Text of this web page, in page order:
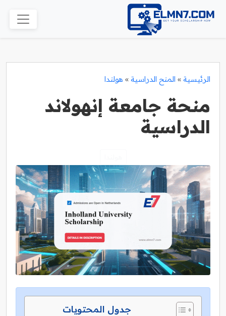
الرئيسية » المنح الدراسية » هولندا
منحة جامعة إنهولاند
الدراسية
جدول المحتويات